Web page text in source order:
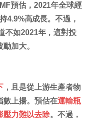
預估，2021年全球經
4.9%高成長。不過，
不如2021年，這對投
加大。
，且是從上游生產者物
數上揚。預估在運輸瓶
壓力難以去除。不過，